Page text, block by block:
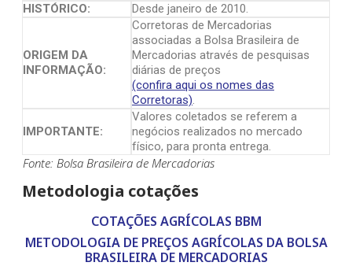
HISTÓRICO:
Desde janeiro de 2010.
ORIGEM DA
INFORMAÇÃO:
Corretoras de Mercadorias
associadas a Bolsa Brasileira de
Mercadorias através de pesquisas
diárias de preços
(confira aqui os nomes das
Corretoras).
IMPORTANTE:
Valores coletados se referem a
negócios realizados no mercado
físico, para pronta entrega.
Fonte: Bolsa Brasileira de Mercadorias
Metodologia cotações
COTAÇÕES AGRÍCOLAS BBM
METODOLOGIA DE PREÇOS AGRÍCOLAS DA BOLSA
BRASILEIRA DE MERCADORIAS